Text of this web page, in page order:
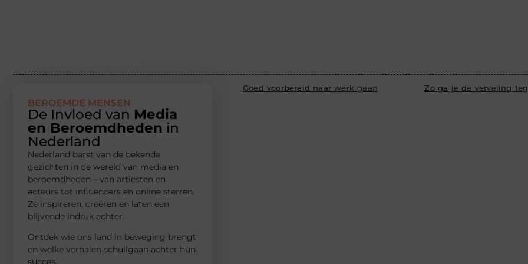
BEROEMDE MENSEN
De Invloed van Media
en Beroemdheden in
Nederland
Nederland barst van de bekende
gezichten in de wereld van media en
beroemdheden – van artiesten en
acteurs tot influencers en online sterren.
Ze inspireren, creëren en laten een
blijvende indruk achter.
Ontdek wie ons land in beweging brengt
en welke verhalen schuilgaan achter hun
succes.
Goed voorbereid naar werk gaan Zo ga je de verveling